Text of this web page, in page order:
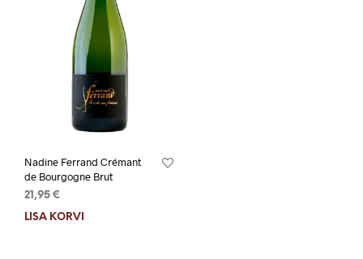
Nadine Ferrand Crémant
de Bourgogne Brut
21,95 €
LISA KORVI